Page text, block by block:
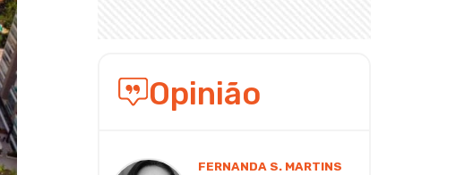
Opinião
FERNANDA S. MARTINS